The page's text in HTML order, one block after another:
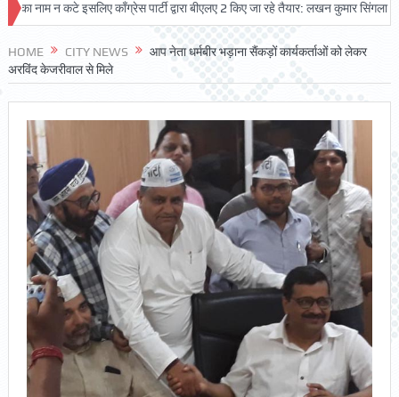
न कटे इसलिए काँग्रेस पार्टी द्वारा बीएलए 2 किए जा रहे तैयार: लखन कुमार सिंगला
HOME CITY NEWS
आप नेता धर्मबीर भड़ाना सैंकड़ों कार्यकर्ताओं को लेकर
अरविंद केजरीवाल से मिले